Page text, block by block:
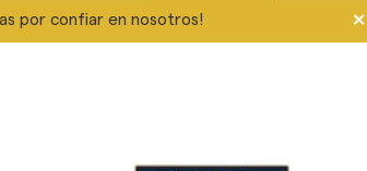
por confiar en nosotros! ×